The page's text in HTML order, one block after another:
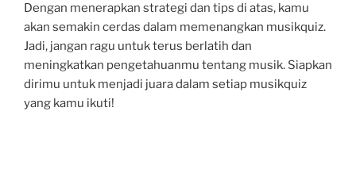
Dengan menerapkan strategi dan tips di atas, kamu
akan semakin cerdas dalam memenangkan musikquiz.
Jadi, jangan ragu untuk terus berlatih dan
meningkatkan pengetahuanmu tentang musik. Siapkan
dirimu untuk menjadi juara dalam setiap musikquiz
yang kamu ikuti!